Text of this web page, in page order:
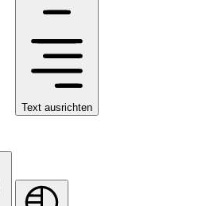
Text ausrichten